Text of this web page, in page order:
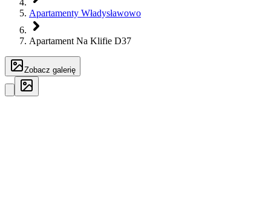
Apartamenty Władysławowo
Apartament Na Klifie D37
Zobacz galerię